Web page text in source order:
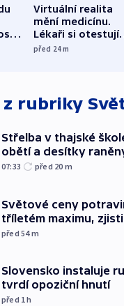
Virtuální realita
mění medicínu.
Lékaři si otestují
každý řez, říká
před 24m
rubriky
Střelba v thajské
obětí a desítky
07:33 před 20 m
Světové ceny
tříletém maximu,
před 54m
Slovensko instaluje
tvrdí opoziční hnutí
před 1h